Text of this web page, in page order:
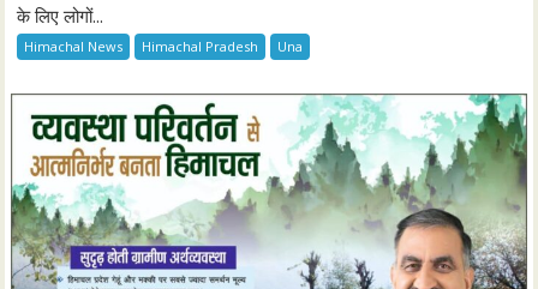
के लिए लोगों...
Himachal News Himachal Pradesh Una